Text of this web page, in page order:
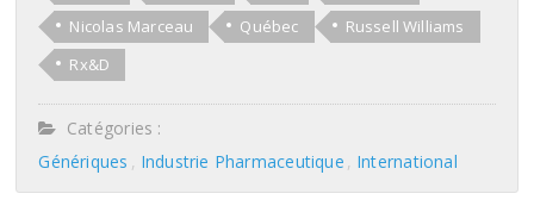
Nicolas Marceau
Québec
Russell Williams
Rx&D
Catégories :
Génériques
Industrie Pharmaceutique International